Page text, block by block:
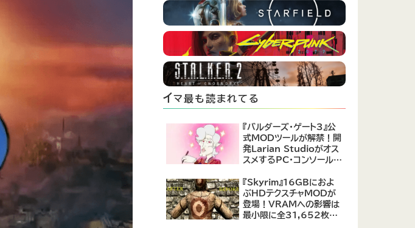
イマ最も読まれてる
『バルダーズ・ゲート3』公
式MODツールが解禁！開
発Larian Studioがオス
スメするPC・コンソール向
『Skyrim』16GBにおよ
ぶHDテクスチャMODが
登場！VRAMへの影響は
最小限に全31,652枚を